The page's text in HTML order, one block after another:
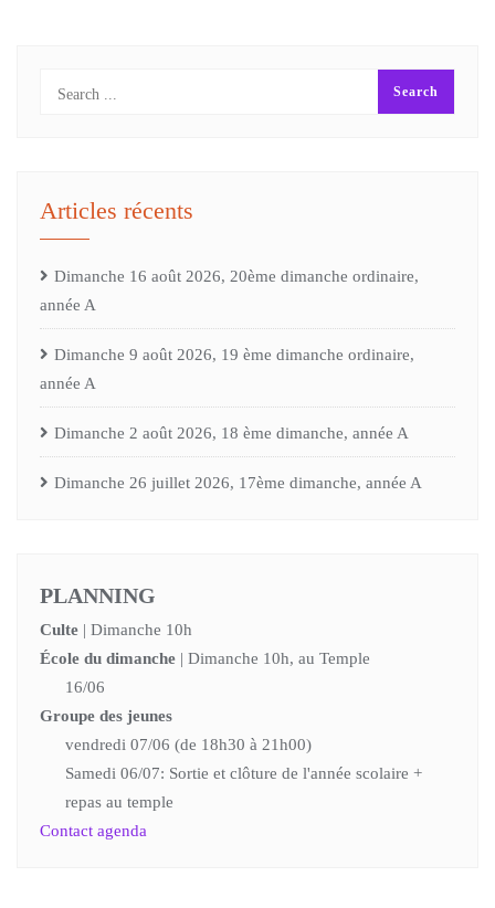
Articles récents
Dimanche 16 août 2026, 20ème dimanche ordinaire,
année A
Dimanche 9 août 2026, 19 ème dimanche ordinaire,
année A
Dimanche 2 août 2026, 18 ème dimanche, année A
Dimanche 26 juillet 2026, 17ème dimanche, année A
PLANNING
Culte | Dimanche 10h
École du dimanche | Dimanche 10h, au Temple
16/06
Groupe des jeunes
vendredi 07/06 (de 18h30 à 21h00)
Samedi 06/07: Sortie et clôture de l'année scolaire +
repas au temple
Contact agenda